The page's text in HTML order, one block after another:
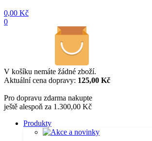
0,00 Kč
0
V košíku nemáte žádné zboží.
Aktuální cena dopravy: 125,00 Kč
Pro dopravu zdarma nakupte
ještě alespoň za 1.300,00 Kč
Produkty